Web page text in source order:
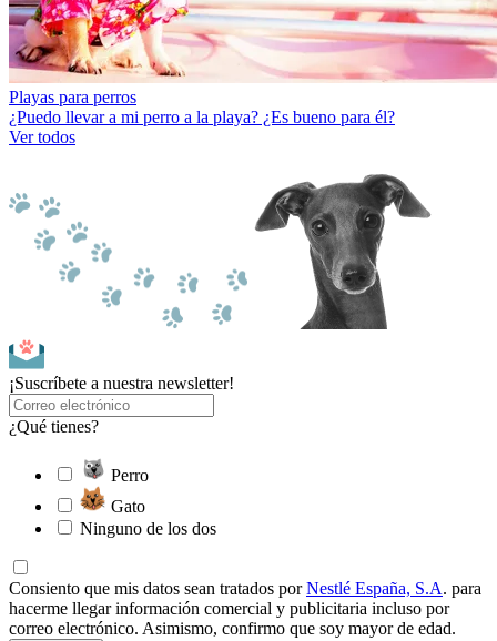
Playas para perros
¿Puedo llevar a mi perro a la playa? ¿Es bueno para él?
Ver todos
¡Suscríbete a nuestra newsletter!
¿Qué tienes?
Perro
Gato
Ninguno de los dos
Consiento que mis datos sean tratados porNestlé España, S.A. para
hacerme llegar información comercial y publicitaria incluso por
correo electrónico. Asimismo, confirmo que soy mayor de edad.